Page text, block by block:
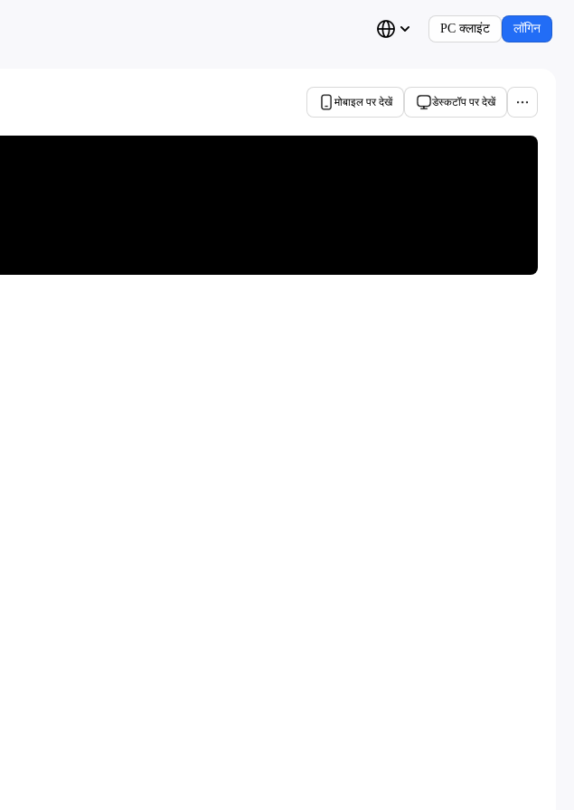
PC क्लाइंट लॉगिन
मोबाइल पर देखें डेस्कटॉप पर देखें